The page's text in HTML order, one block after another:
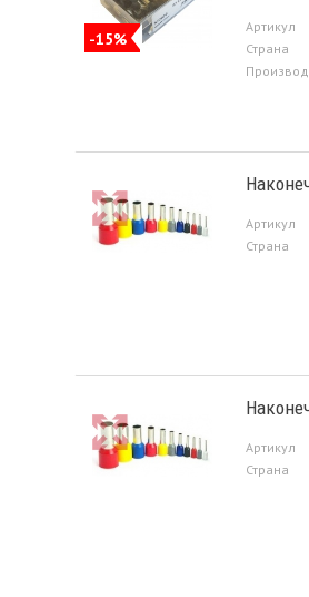
-15%
Артикул
Страна
Артикул
Страна
Артикул
Страна